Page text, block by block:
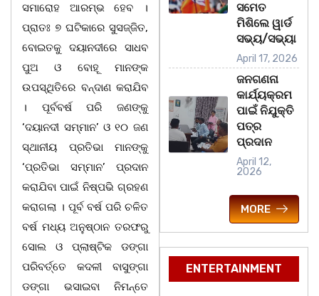
ସମାରୋହ ଆରମ୍ଭ ହେବ ।
ପ୍ରାତଃ ୭ ଘଟିକାରେ ସୁସଜ୍ଜିତ,
ବୋଇତକୁ ଦୟାନଦୀରେ ସାଧବ
ପୁଅ ଓ ବୋହୂ ମାନଙ୍କ
ଉପସ୍ଥିତିରେ ବନ୍ଦାଣ କରାଯିବ
। ପୂର୍ବବର୍ଷ ପରି ଜଣଙ୍କୁ
‘ଦୟାନଦୀ ସମ୍ମାନ’ ଓ ୧୦ ଜଣ
ସ୍ଥାନୀୟ ପ୍ରତିଭା ମାନଙ୍କୁ
‘ପ୍ରତିଭା ସମ୍ମାନ’ ପ୍ରଦାନ
କରାଯିବା ପାଇଁ ନିଷ୍ପଭି ଗ୍ରହଣ
କରାଗଲା । ପୂର୍ବ ବର୍ଷ ପରି ଚଳିତ
ବର୍ଷ ମଧ୍ୟ ଅନୁଷ୍ଠାନ ତରଫରୁ
ସୋଲ ଓ ପ୍ଲାଷ୍ଟିକ ଡଙ୍ଗା
ପରିବର୍ତ୍ତେ କଦଳୀ ବାସୁଙ୍ଗା
ଡଙ୍ଗା ଭସାଇବା ନିମନ୍ତେ
ସମେତ
ମିଶିଲେ ୱାର୍ଡ
ସଭ୍ୟ/ସଭ୍ୟା
April 17, 2026
ଜନଗଣନା
କାର୍ଯ୍ୟକ୍ରମ
ପାଇଁ ନିଯୁକ୍ତି
ପତ୍ର
ପ୍ରଦାନ
April 12,
2026
MORE
ENTERTAINMENT